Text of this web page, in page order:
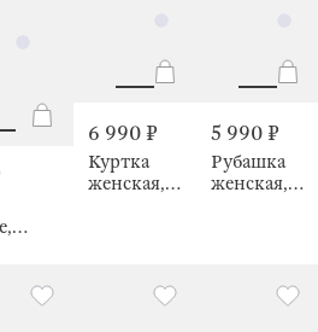
6 990 ₽
Куртка
женская,
5 990 ₽
Рубашка
женская,